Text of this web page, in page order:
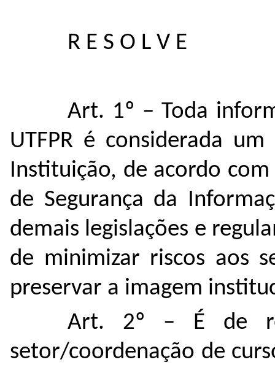
R E S O L V E
Art. 1º – Toda
UTFPR é considerada
Instituição, de acordo
de Segurança da
demais legislações e
de minimizar riscos aos
preservar a imagem
Art. 2º – É de
setor/coordenação de